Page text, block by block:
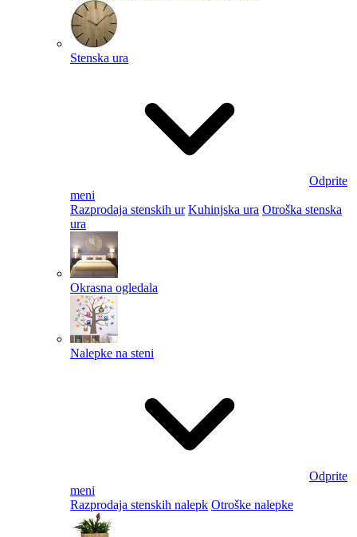
Stenska ura
Odprite
meni
Razprodaja stenskih ur Kuhinjska ura Otroška stenska
ura
Okrasna ogledala
Nalepke na steni
Odprite
meni
Razprodaja stenskih nalepk Otroške nalepke